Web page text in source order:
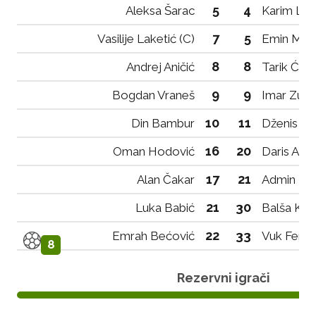
Aleksa Šarac
5 4
Karim
Vasilije Laketić (C)
7 5
Emin
Andrej Aničić
8 8
Tarik
Bogdan Vraneš
9 9
Imar
Din Bambur
10 11
Dženis
Oman Hodović
16 20
Daris
Alan Čakar
17 21
Admin
Luka Babić
21 30 Balša
8
Emrah Bećović 22 33 Vuk
Rezervni igrači